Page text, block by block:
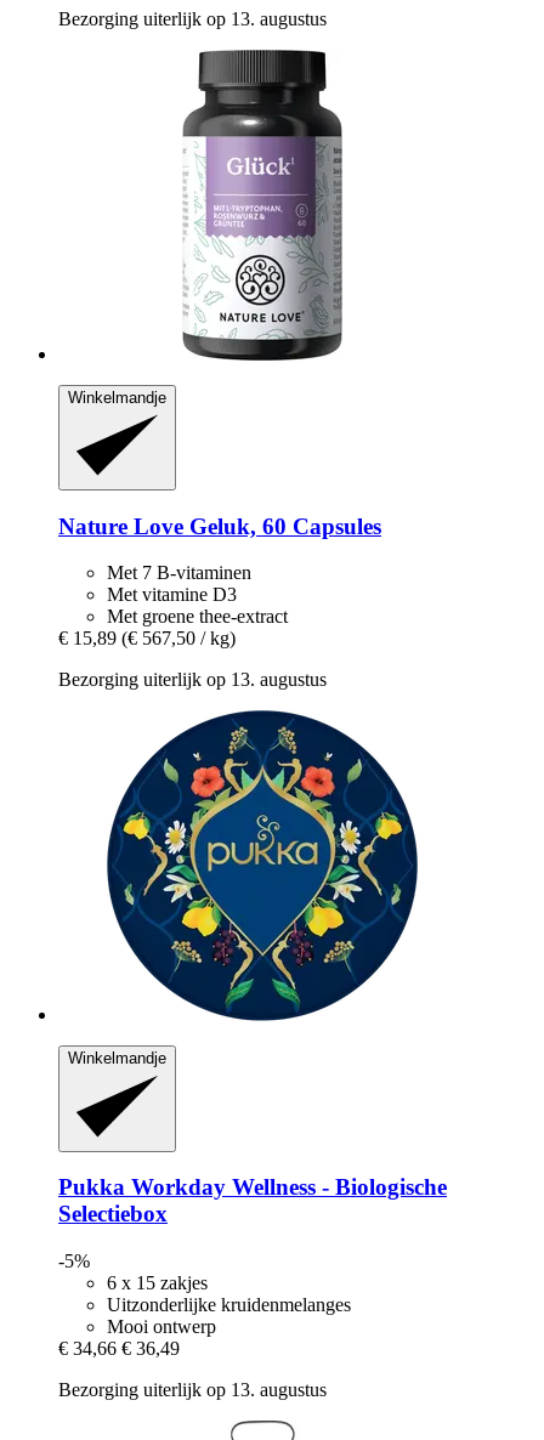
Bezorging uiterlijk op 13. augustus
Winkelmandje
Nature Love Geluk, 60 Capsules
Met 7 B-vitaminen
Met vitamine D3
Met groene thee-extract
€ 15,89 (€ 567,50 / kg)
Bezorging uiterlijk op 13. augustus
Winkelmandje
Pukka Workday Wellness -​ Biologische
Selectiebox
-5%
6 x 15 zakjes
Uitzonderlijke kruidenmelanges
Mooi ontwerp
€ 34,66 € 36,49
Bezorging uiterlijk op 13. augustus